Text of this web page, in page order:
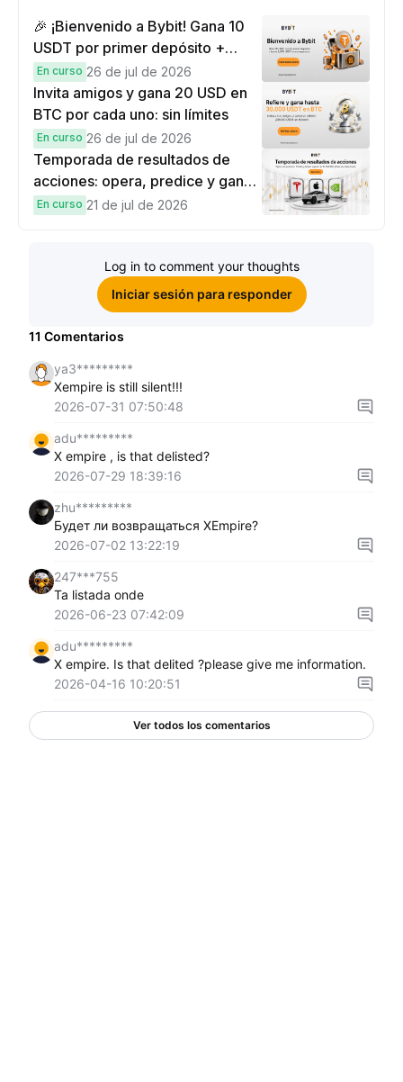
🎉 ¡Bienvenido a Bybit! Gana 10
USDT por primer depósito +
hasta 9,999 USDT en
recompensas
En curso 26 de jul de 2026
Invita amigos y gana 20 USD en
BTC por cada uno: sin límites
En curso 26 de jul de 2026
Temporada de resultados de
acciones: opera, predice y gana
una Cybertruck.
En curso 21 de jul de 2026
Log in to comment your thoughts
Iniciar sesión para responder
11 Comentarios
ya3*********
Xempire is still silent!!!
2026-07-31 07:50:48
adu*********
X empire , is that delisted?
2026-07-29 18:39:16
zhu*********
Будет ли возвращаться ХEmpire?
2026-07-02 13:22:19
247***755
Ta listada onde
2026-06-23 07:42:09
adu*********
X empire. Is that delited ?please give me information.
2026-04-16 10:20:51
Ver todos los comentarios